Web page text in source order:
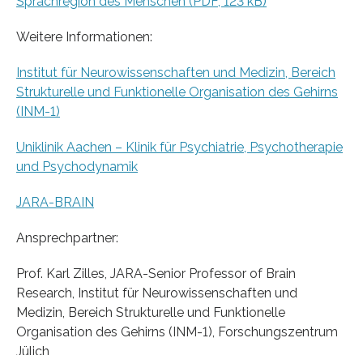
Weitere Informationen:
Institut für Neurowissenschaften und Medizin, Bereich
Strukturelle und Funktionelle Organisation des Gehirns
(INM-1)
Uniklinik Aachen – Klinik für Psychiatrie, Psychotherapie
und Psychodynamik
JARA-BRAIN
Ansprechpartner:
Prof. Karl Zilles, JARA-Senior Professor of Brain
Research, Institut für Neurowissenschaften und
Medizin, Bereich Strukturelle und Funktionelle
Organisation des Gehirns (INM-1), Forschungszentrum
Jülich